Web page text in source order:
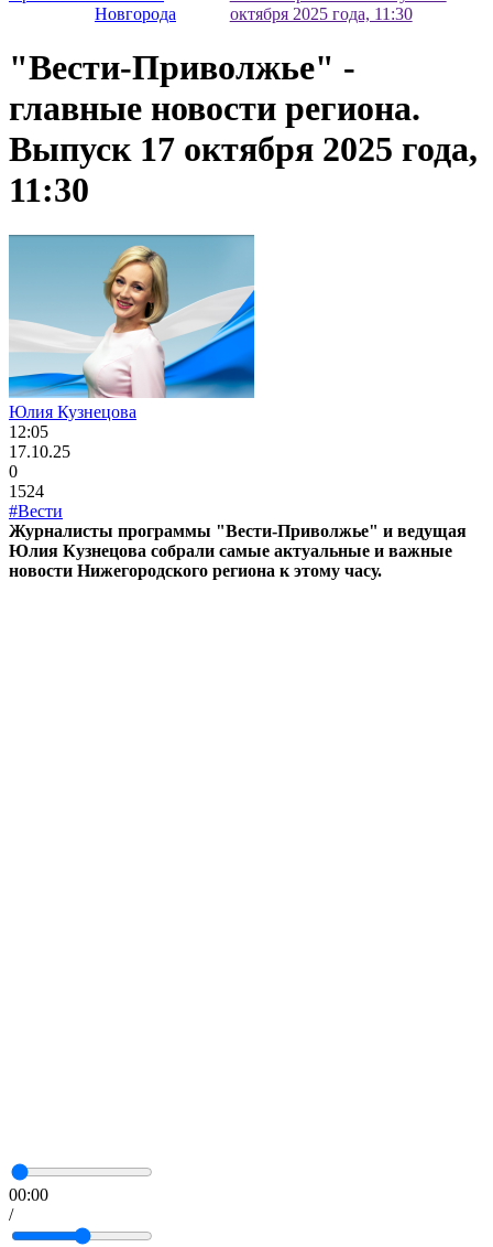
Новгорода
октября 2025 года, 11:30
"Вести-Приволжье" -
главные новости региона.
Выпуск 17 октября 2025 года,
11:30
Юлия Кузнецова
12:05
17.10.25
0
1524
#Вести
Журналисты программы "Вести-Приволжье" и ведущая
Юлия Кузнецова собрали самые актуальные и важные
новости Нижегородского региона к этому часу.
00:00
/